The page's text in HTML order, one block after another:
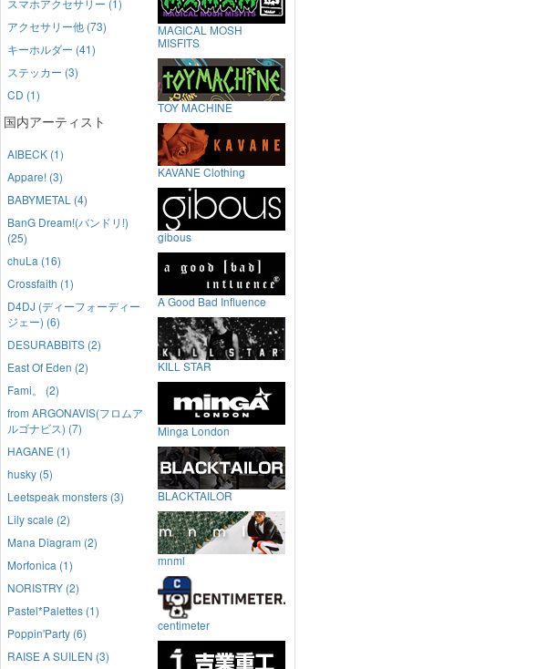
アクセサリー他 (73)
キーホルダー (41)
ステッカー (3)
CD (1)
国内アーティスト
AIBECK (1)
Appare! (3)
BABYMETAL (4)
BanG Dream!(バンドリ!)
(25)
chuLa (16)
Crossfaith (1)
D4DJ (ディーフォーディー
ジェー) (6)
DESURABBITS (2)
East Of Eden (2)
Fami。 (2)
from ARGONAVIS(フロムア
ルゴナビス) (7)
HAGANE (1)
husky (5)
Leetspeak monsters (3)
Lily scale (2)
Mana Diagram (2)
Morfonica (1)
NORISTRY (2)
Pastel*Palettes (1)
Poppin'Party (6)
RAISE A SUILEN (3)
MAGICAL MOSH
MISFITS
TOY MACHINE
KAVANE Clothing
gibous
A Good Bad Influence
KILL STAR
Minga London
BLACKTAILOR
mnml
centimeter